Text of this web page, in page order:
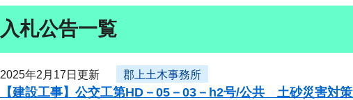
入札公告一覧
2025年2月17日更新 郡上土木事務所
【建設工事】公交工第HD－05－03－h2号/公共 土砂災害対